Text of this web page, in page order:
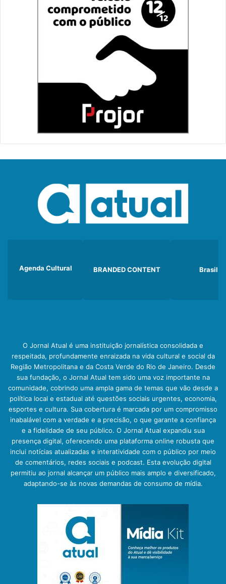
Agenda Cultural BRANDED CONTENT Brasil
O Jornal Atual é uma instituição jornalística consolidada e
respeitada, profundamente enraizada na vida cultural e social da
Região Metropolitana e da Costa Verde do Rio de Janeiro. Desde
sua fundação, o Jornal Atual tem sido uma voz importante na
comunidade, cobrindo uma ampla gama de temas que vão desde a
política local e estadual até questões sociais urgentes, economia,
esportes e cultura. Sua cobertura é marcada por um compromisso
inabalável com a verdade e a precisão, o que garante a confiança
e a fidelidade de seu público. O Jornal Atual expandiu sua
presença digital, oferecendo uma plataforma online robusta que
inclui notícias atualizadas e interatividade com o público por meio
de comentários, redes sociais e podcast. Esta evolução digital
permitiu ao jornal alcançar um público mais amplo e diversificado,
adaptando-se às novas demandas de consumo de mídia.